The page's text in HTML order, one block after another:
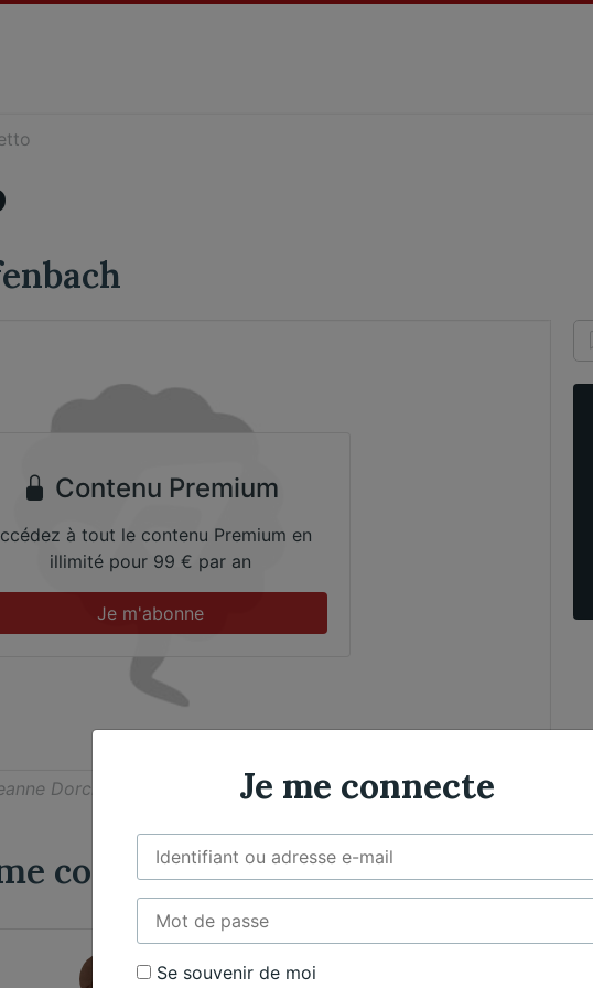
Contenu Premium
à tout le contenu Premium en
illimité pour 99 € par an
Je m'abonne
Dorche, Violoncelle
compositeur​
Jacques Offenbach
Je me connecte
Se souvenir de moi